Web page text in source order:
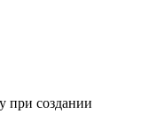
при создании